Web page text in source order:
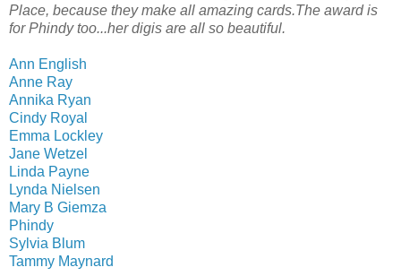
Place, because they make all amazing cards.The award is
for Phindy too...her digis are all so beautiful.
Ann English
Anne Ray
Annika Ryan
Cindy Royal
Emma Lockley
Jane Wetzel
Linda Payne
Lynda Nielsen
Mary B Giemza
Phindy
Sylvia Blum
Tammy Maynard